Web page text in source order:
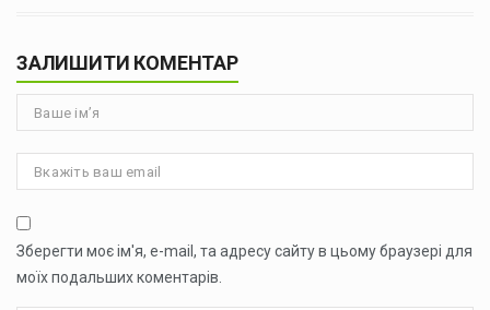
ЗАЛИШИТИ КОМЕНТАР
Зберегти моє ім'я, e-mail, та адресу сайту в цьому браузері для
моїх подальших коментарів.